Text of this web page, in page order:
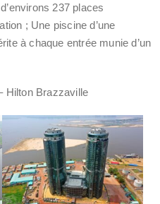
237 places
; Une piscine d’une
à chaque entrée munie d’un
Hilton Brazzaville